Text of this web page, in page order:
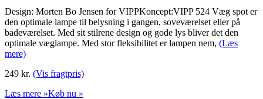
Design: Morten Bo Jensen for VIPPKoncept:VIPP 524 Væg spot er
den optimale lampe til belysning i gangen, soveværelset eller på
badeværelset. Med sit stilrene design og gode lys bliver det den
optimale væglampe. Med stor fleksibilitet er lampen nem, (Læs
mere)
249 kr. (Vis fragtpris)
Læs mere »Køb nu »